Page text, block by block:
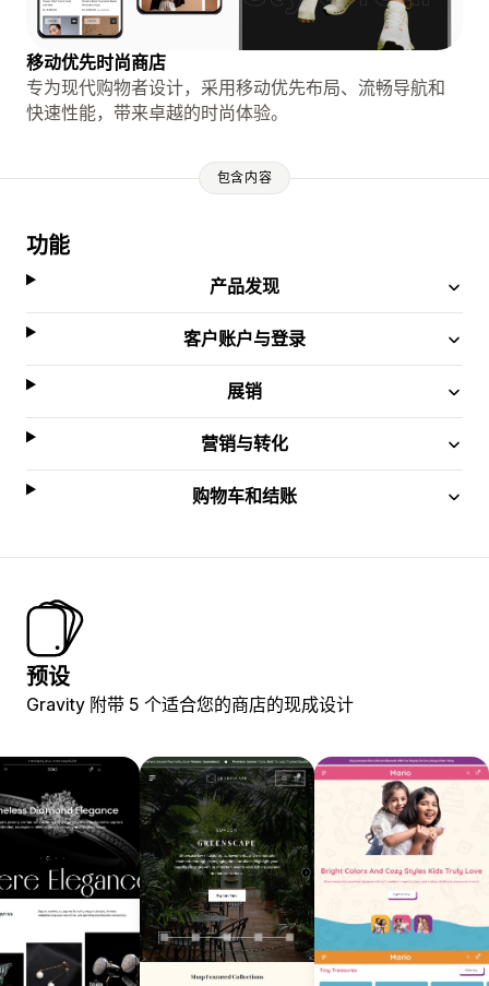
移动优先时尚商店
专为现代购物者设计，采用移动优先布局、流畅导航和
快速性能，带来卓越的时尚体验。
包含内容
功能
产品发现
客户账户与登录
展销
营销与转化
购物车和结账
预设
Gravity 附带 5 个适合您的商店的现成设计